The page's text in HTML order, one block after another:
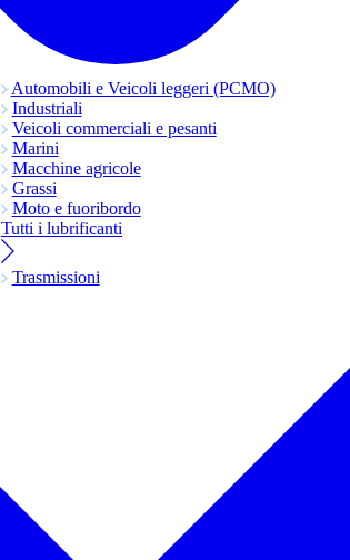
Automobili e Veicoli leggeri (PCMO)
Industriali
Veicoli commerciali e pesanti
Marini
Macchine agricole
Grassi
Moto e fuoribordo
Tutti i lubrificanti
Trasmissioni